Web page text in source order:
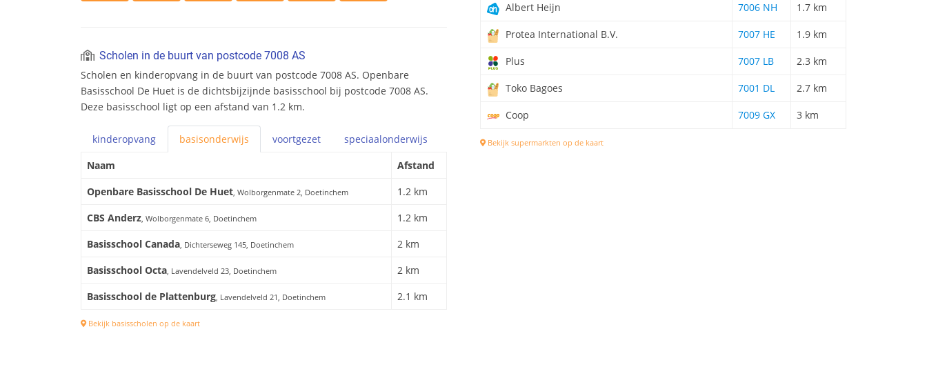
Scholen in de buurt van postcode 7008 AS
Scholen en kinderopvang in de buurt van postcode 7008 AS. Openbare
Basisschool De Huet is de dichtsbijzijnde basisschool bij postcode 7008 AS.
Deze basisschool ligt op een afstand van 1.2 km.
kinderopvang basisonderwijs voortgezet speciaalonderwijs
Naam
Afstand
Openbare Basisschool De Huet, Wolborgenmate 2, Doetinchem
1.2 km
CBS Anderz, Wolborgenmate 6, Doetinchem
1.2 km
Basisschool Canada, Dichterseweg 145, Doetinchem
2 km
Basisschool Octa, Lavendelveld 23, Doetinchem
2 km
Basisschool de Plattenburg, Lavendelveld 21, Doetinchem 2.1 km
Bekijk basisscholen op de kaart
Albert Heijn
7006 NH 1.7 km
Protea International B.V. 7007 HE 1.9 km
Plus 7007 LB 2.3 km
Toko Bagoes 7001 DL 2.7 km
Coop 7009 GX 3 km
Bekijk supermarkten op de kaart